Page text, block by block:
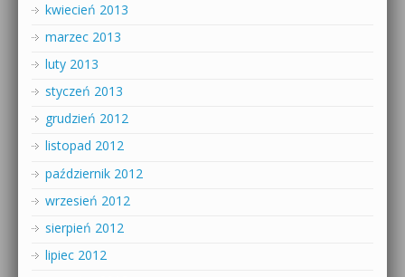
kwiecień 2013
marzec 2013
luty 2013
styczeń 2013
grudzień 2012
listopad 2012
październik 2012
wrzesień 2012
sierpień 2012
lipiec 2012